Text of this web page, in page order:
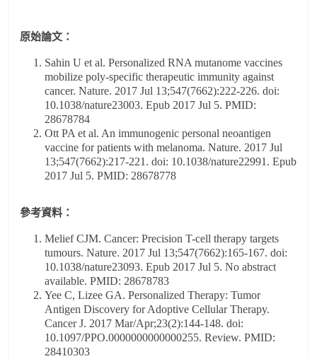
原始論文：
Sahin U et al. Personalized RNA mutanome vaccines
mobilize poly-specific therapeutic immunity against
cancer. Nature. 2017 Jul 13;547(7662):222-226. doi:
10.1038/nature23003. Epub 2017 Jul 5. PMID:
28678784
Ott PA et al. An immunogenic personal neoantigen
vaccine for patients with melanoma. Nature. 2017 Jul
13;547(7662):217-221. doi: 10.1038/nature22991. Epub
2017 Jul 5. PMID: 28678778
參考資料：
Melief CJM. Cancer: Precision T-cell therapy targets
tumours. Nature. 2017 Jul 13;547(7662):165-167. doi:
10.1038/nature23093. Epub 2017 Jul 5. No abstract
available. PMID: 28678783
Yee C, Lizee GA. Personalized Therapy: Tumor
Antigen Discovery for Adoptive Cellular Therapy.
Cancer J. 2017 Mar/Apr;23(2):144-148. doi:
10.1097/PPO.0000000000000255. Review. PMID:
28410303